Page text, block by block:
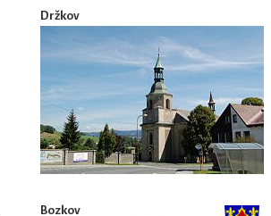
Držkov
Bozkov